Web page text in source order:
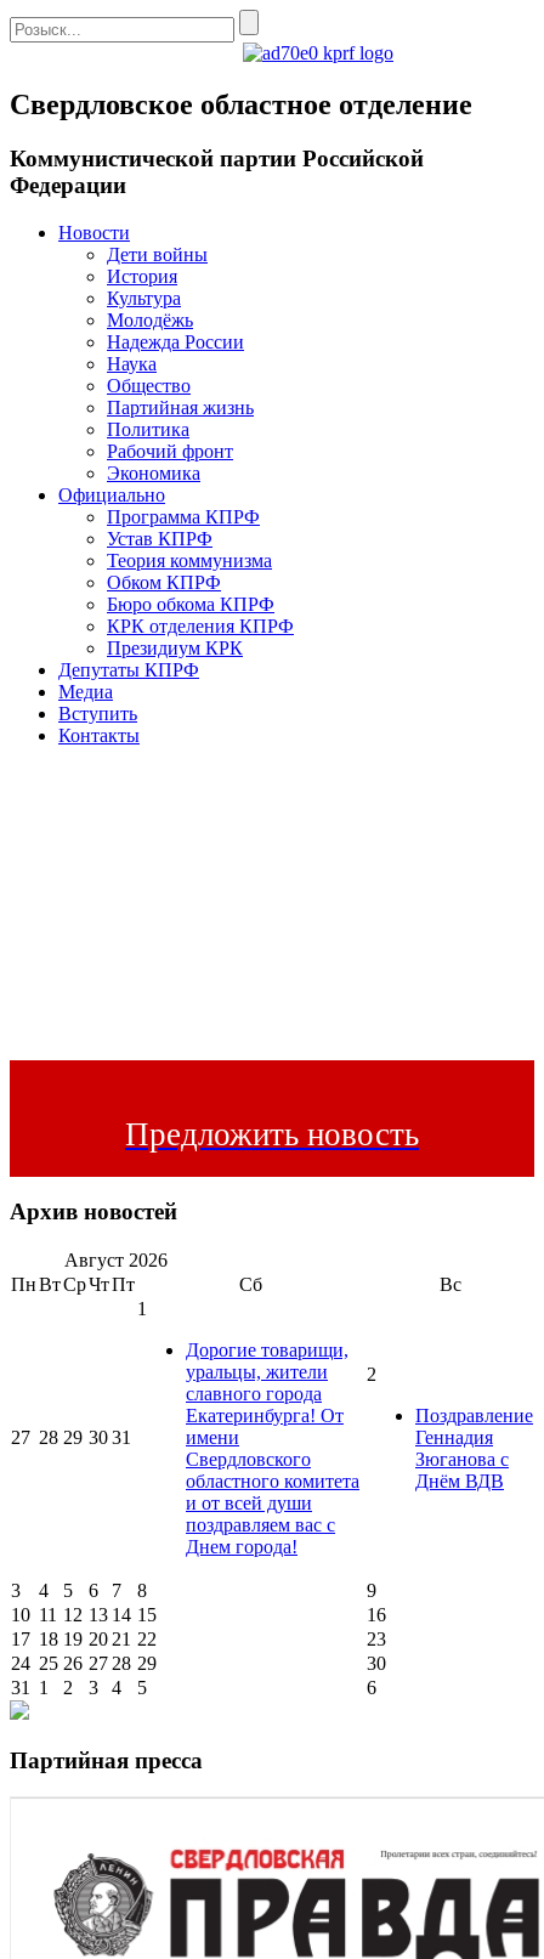
Свердловское областное отделение
Коммунистической партии Российской
Федерации
Новости
Дети войны
История
Культура
Молодёжь
Надежда России
Наука
Общество
Партийная жизнь
Политика
Рабочий фронт
Экономика
Официально
Программа КПРФ
Устав КПРФ
Теория коммунизма
Обком КПРФ
Бюро обкома КПРФ
КРК отделения КПРФ
Президиум КРК
Депутаты КПРФ
Медиа
Вступить
Контакты
Предложить новость
Архив новостей
Август 2026
ПнВтСрЧтПт Сб Вс
27 28 29 3031
1
Дорогие товарищи,
уральцы, жители
славного города
Екатеринбурга! От
имени
Свердловского
областного комитета
и от всей души
поздравляем вас с
Днем города!
2
Поздравление
Геннадия
Зюганова с
Днём ВДВ
3 4 5 6 7 8
9
10 11 12 13 14 15
16
17 18 19 20 21 22
23
24 25 26 27 28 29
30
31
1 2 3 4 5 6
Партийная пресса